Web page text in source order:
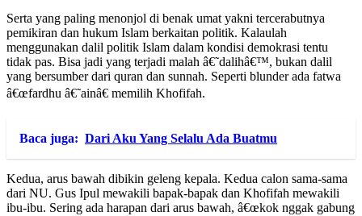
Serta yang paling menonjol di benak umat yakni tercerabutnya
pemikiran dan hukum Islam berkaitan politik. Kalaulah
menggunakan dalil politik Islam dalam kondisi demokrasi tentu
tidak pas. Bisa jadi yang terjadi malah â€˜dalihâ€™, bukan dalil
yang bersumber dari quran dan sunnah. Seperti blunder ada fatwa
â€œfardhu â€˜ainâ€ memilih Khofifah.
Baca juga: Dari Aku Yang Selalu Ada Buatmu
Kedua, arus bawah dibikin geleng kepala. Kedua calon sama-sama
dari NU. Gus Ipul mewakili bapak-bapak dan Khofifah mewakili
ibu-ibu. Sering ada harapan dari arus bawah, â€œkok nggak gabung